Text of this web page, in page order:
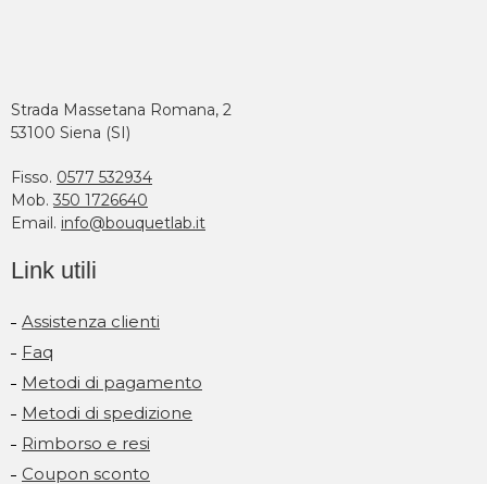
Strada Massetana Romana, 2
53100 Siena (SI)
Fisso. 0577 532934
Mob. 350 1726640
Email. info@bouquetlab.it
Link utili
Assistenza clienti
Faq
Metodi di pagamento
Metodi di spedizione
Rimborso e resi
Coupon sconto